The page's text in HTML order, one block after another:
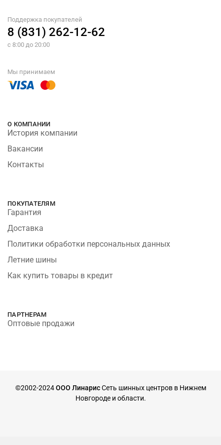
Поддержка покупателей
8 (831) 262-12-62
с 8:00 до 20:00
Мы принимаем
О КОМПАНИИ
История компании
Вакансии
Контакты
ПОКУПАТЕЛЯМ
Гарантия
Доставка
Политики обработки персональных данных
Летние шины
Как купить товары в кредит
ПАРТНЕРАМ
Оптовые продажи
©2002-2024ООО ЛинарисСеть шинных центров в Нижнем
Новгороде и области.